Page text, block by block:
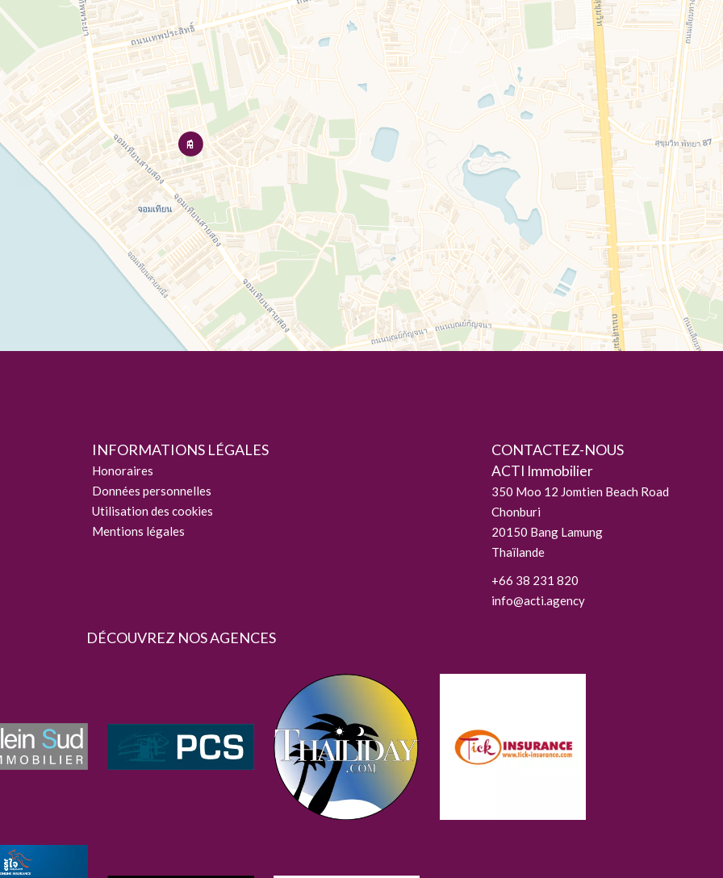
INFORMATIONS LÉGALES
Honoraires
Données personnelles
Utilisation des cookies
Mentions légales
CONTACTEZ-NOUS
ACTI Immobilier
350 Moo 12 Jomtien Beach Road
Chonburi
20150 Bang Lamung
Thaïlande
+66 38 231 820
info@acti.agency
DÉCOUVREZ NOS AGENCES